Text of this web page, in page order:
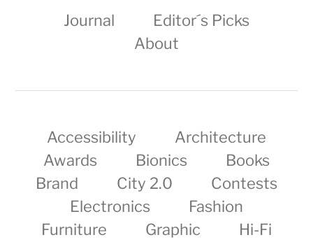
Journal
Editor´s Picks
About
Accessibility
Architecture
Awards
Bionics
Books
Brand
City 2.0
Contests
Electronics
Fashion
Furniture
Graphic
Hi-Fi